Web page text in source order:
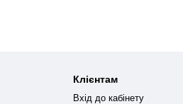
Клієнтам
Вхід до кабінету